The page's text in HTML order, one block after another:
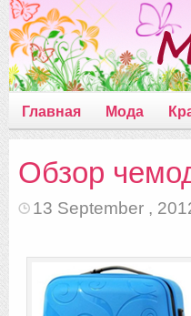
Главная Мода
Обзор
13 September ,